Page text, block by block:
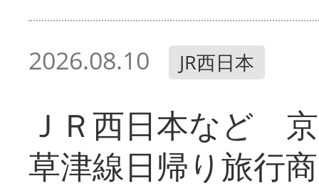
2026.08.10 JR西日本
ＪＲ西日本など
草津線日帰り旅行